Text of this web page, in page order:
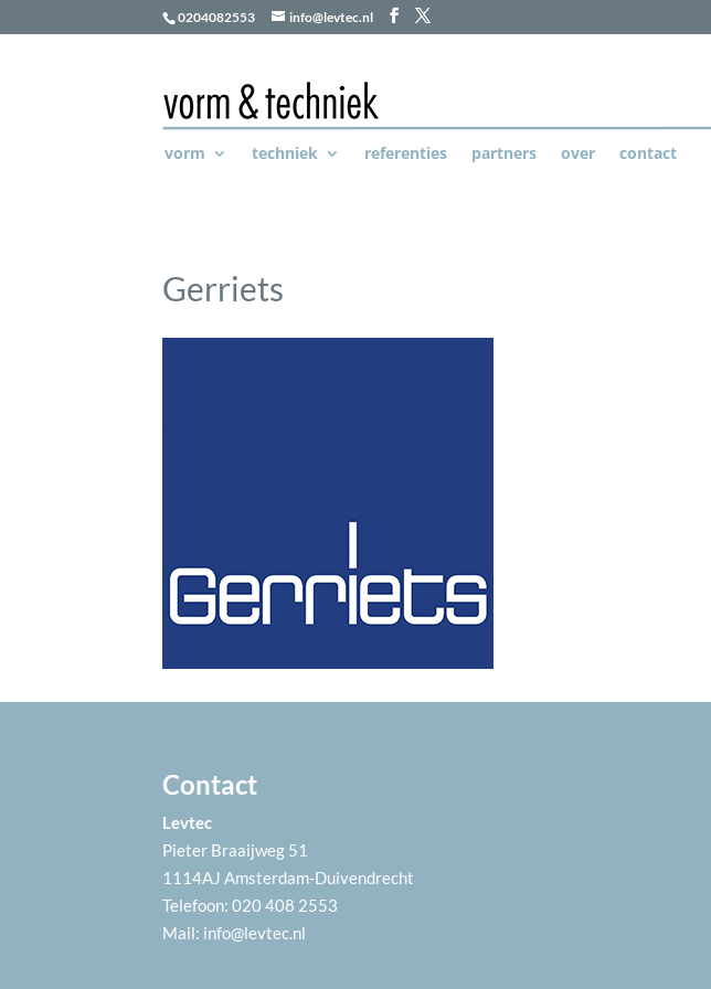
0204082553 info@levtec.nl
vorm techniek referenties partners over contact
Gerriets
Contact
Levtec
Pieter Braaijweg 51
1114AJ Amsterdam-Duivendrecht
Telefoon: 020 408 2553
Mail: info@levtec.nl